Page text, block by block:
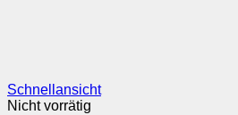
Schnellansicht
Nicht vorrätig